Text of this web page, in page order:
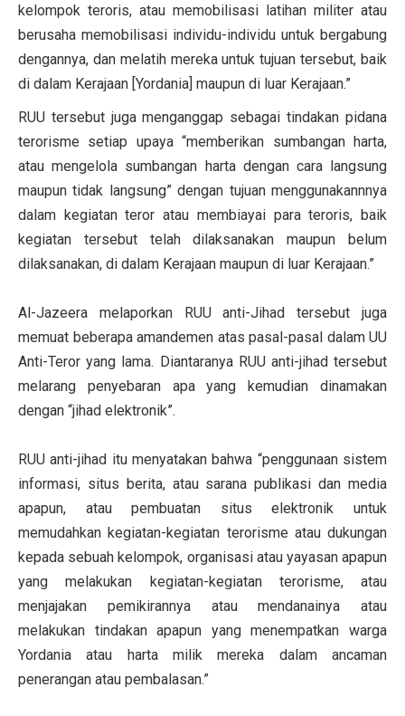
kelompok teroris, atau memobilisasi latihan militer atau
berusaha memobilisasi individu-individu untuk bergabung
dengannya, dan melatih mereka untuk tujuan tersebut, baik
di dalam Kerajaan [Yordania] maupun di luar Kerajaan.”
RUU tersebut juga menganggap sebagai tindakan pidana
terorisme setiap upaya “memberikan sumbangan harta,
atau mengelola sumbangan harta dengan cara langsung
maupun tidak langsung” dengan tujuan menggunakannnya
dalam kegiatan teror atau membiayai para teroris, baik
kegiatan tersebut telah dilaksanakan maupun belum
dilaksanakan, di dalam Kerajaan maupun di luar Kerajaan.”
Al-Jazeera melaporkan RUU anti-Jihad tersebut juga
memuat beberapa amandemen atas pasal-pasal dalam UU
Anti-Teror yang lama. Diantaranya RUU anti-jihad tersebut
melarang penyebaran apa yang kemudian dinamakan
dengan “jihad elektronik”.
RUU anti-jihad itu menyatakan bahwa “penggunaan sistem
informasi, situs berita, atau sarana publikasi dan media
apapun, atau pembuatan situs elektronik untuk
memudahkan kegiatan-kegiatan terorisme atau dukungan
kepada sebuah kelompok, organisasi atau yayasan apapun
yang melakukan kegiatan-kegiatan terorisme, atau
menjajakan pemikirannya atau mendanainya atau
melakukan tindakan apapun yang menempatkan warga
Yordania atau harta milik mereka dalam ancaman
penerangan atau pembalasan.”